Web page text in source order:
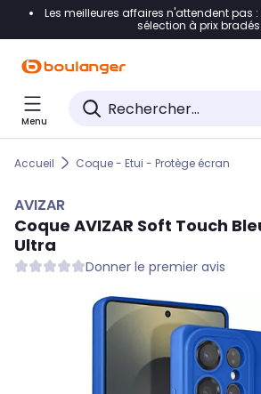
Accéder directement à la
Accéder directement au pied de
Accéder directement au chatbot
Les meilleures affaires n'attendent pas
sélection à prix bradés.
Menu
Accueil Coque - Etui - Protège écran
AVIZAR
Coque AVIZAR Soft Touch
Ultra
Donner le premier avis